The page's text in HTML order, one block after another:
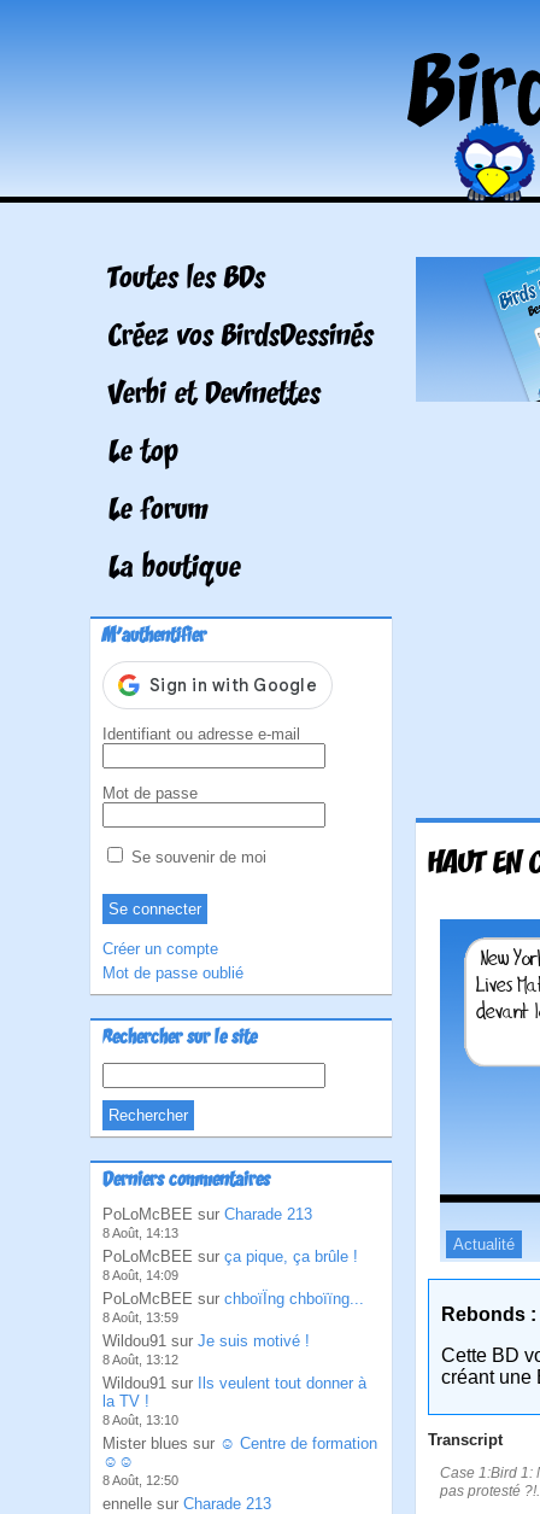
Toutes les BDs
Créez vos BirdsDessinés
Verbi et Devinettes
Le top
Le forum
La boutique
M'authentifier
Identifiant ou adresse e-mail
Mot de passe
Se souvenir de moi
Créer un compte
Mot de passe oublié
Rechercher sur le site
Derniers commentaires
PoLoMcBEE sur Charade 213
8 Août, 14:13
PoLoMcBEE sur ça pique, ça brûle !
8 Août, 14:09
PoLoMcBEE sur chboïÏng chboïïng...
8 Août, 13:59
Wildou91 sur Je suis motivé !
8 Août, 13:12
Wildou91 sur
Ils veulent tout donner à
la TV !
8 Août, 13:10
Mister blues sur ☺ Centre de formation
☺☺
8 Août, 12:50
ennelle sur Charade 213
HAUT EN
Actualité
Rebonds :
Cette BD
créant une
Transcript
Case 1:Bird 1:
pas protesté